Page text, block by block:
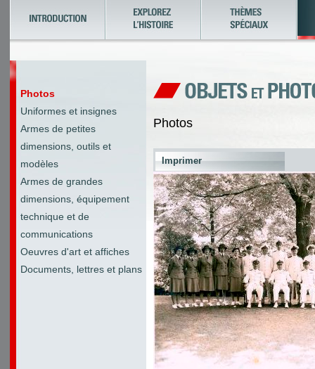
Photos
Uniformes et insignes
Armes de petites
dimensions, outils et
modèles
Armes de grandes
dimensions, équipement
technique et de
communications
Oeuvres d'art et affiches
Documents, lettres et plans
Photos
Imprimer